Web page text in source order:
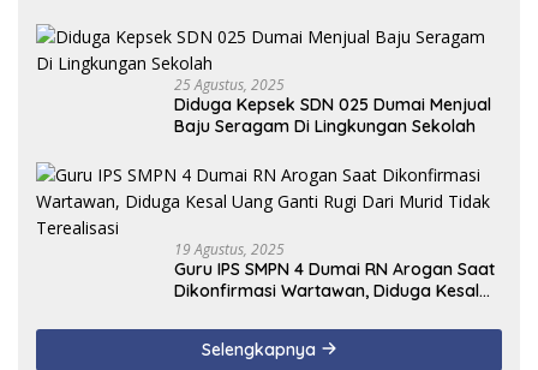
25 Agustus, 2025
Diduga Kepsek SDN 025 Dumai Menjual
Baju Seragam Di Lingkungan Sekolah
19 Agustus, 2025
Guru IPS SMPN 4 Dumai RN Arogan Saat
Dikonfirmasi Wartawan, Diduga Kesal
Terealisasi
Selengkapnya